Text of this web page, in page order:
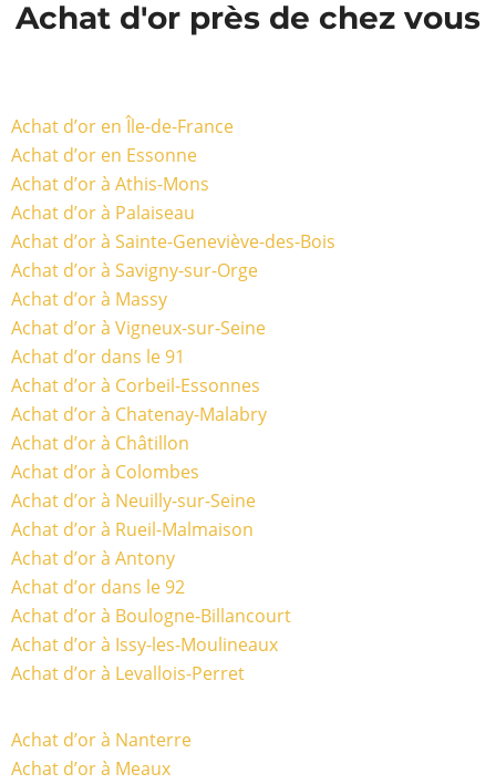
Achat d'or près de chez vous
Achat d’or en Île-de-France
Achat d’or en Essonne
Achat d’or à Athis-Mons
Achat d’or à Palaiseau
Achat d’or à Sainte-Geneviève-des-Bois
Achat d’or à Savigny-sur-Orge
Achat d’or à Massy
Achat d’or à Vigneux-sur-Seine
Achat d’or dans le 91
Achat d’or à Corbeil-Essonnes
Achat d’or à Chatenay-Malabry
Achat d’or à Châtillon
Achat d’or à Colombes
Achat d’or à Neuilly-sur-Seine
Achat d’or à Rueil-Malmaison
Achat d’or à Antony
Achat d’or dans le 92
Achat d’or à Boulogne-Billancourt
Achat d’or à Issy-les-Moulineaux
Achat d’or à Levallois-Perret
Achat d’or à Nanterre
Achat d’or à Meaux